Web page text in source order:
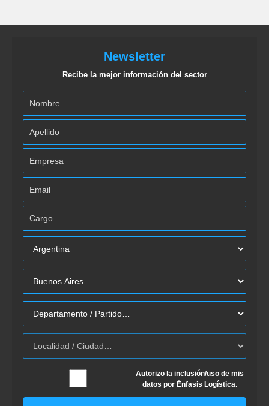
Newsletter
Recibe la mejor información del sector
Autorizo la inclusión/uso de mis
datos por Énfasis Logística.